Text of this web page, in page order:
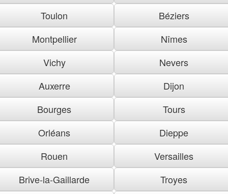
Toulon
Béziers
Montpellier
Nîmes
Vichy
Nevers
Auxerre
Dijon
Bourges
Tours
Orléans
Dieppe
Rouen
Versailles
Brive-la-Gaillarde
Troyes